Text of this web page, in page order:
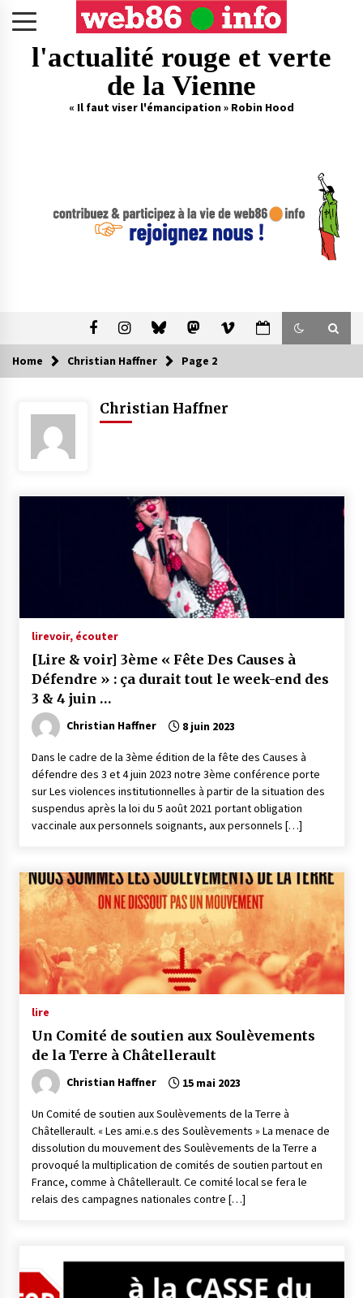
l'actualité rouge et verte
de la Vienne
« Il faut viser l'émancipation » Robin Hood
Home Christian Haffner Page 2
Christian Haffner
lirevoir, écouter
[Lire & voir] 3ème « Fête Des Causes à
Défendre » : ça durait tout le week-end des
3 & 4 juin …
Christian Haffner 8 juin 2023
Dans le cadre de la 3ème édition de la fête des Causes à
défendre des 3 et 4 juin 2023 notre 3ème conférence porte
sur Les violences institutionnelles à partir de la situation des
suspendus après la loi du 5 août 2021 portant obligation
vaccinale aux personnels soignants, aux personnels […]
lire
Un Comité de soutien aux Soulèvements
de la Terre à Châtellerault
Christian Haffner 15 mai 2023
Un Comité de soutien aux Soulèvements de la Terre à
Châtellerault. « Les ami.e.s des Soulèvements » La menace de
dissolution du mouvement des Soulèvements de la Terre a
provoqué la multiplication de comités de soutien partout en
France, comme à Châtellerault. Ce comité local se fera le
relais des campagnes nationales contre […]